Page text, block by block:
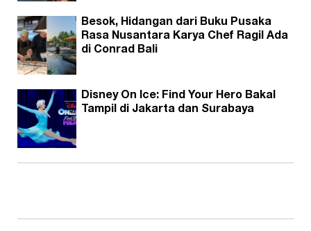
Besok, Hidangan dari Buku Pusaka
Rasa Nusantara Karya Chef Ragil Ada
di Conrad Bali
Disney On Ice: Find Your Hero Bakal
Tampil di Jakarta dan Surabaya